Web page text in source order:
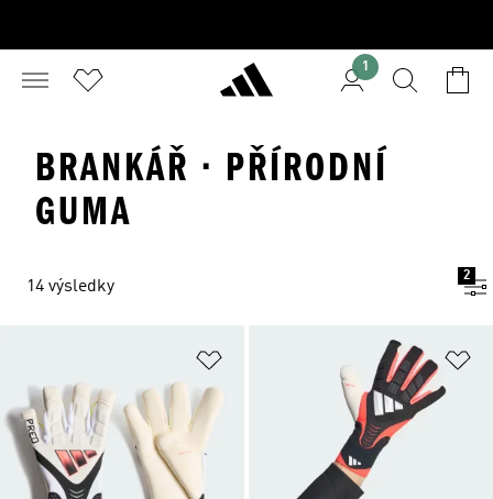
1
BRANKÁŘ · PŘÍRODNÍ
GUMA
14 výsledky
2
Přidat do seznamu přání